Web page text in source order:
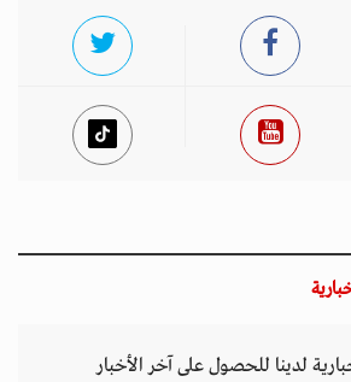
لدينا للحصول على آخر الأخبار